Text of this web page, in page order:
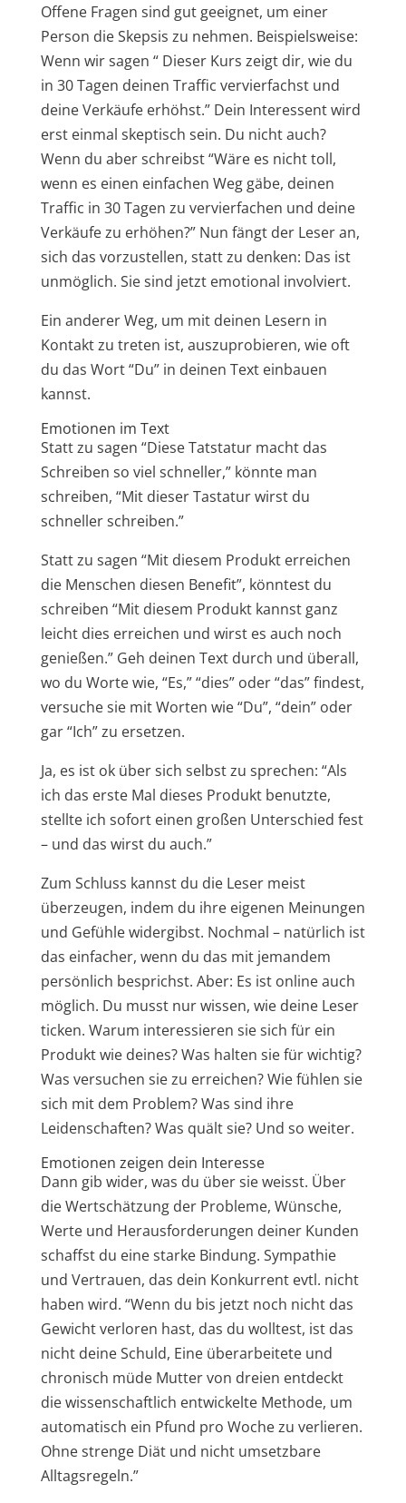
Offene Fragen sind gut geeignet, um einer
Person die Skepsis zu nehmen. Beispielsweise:
Wenn wir sagen “ Dieser Kurs zeigt dir, wie du
in 30 Tagen deinen Traffic vervierfachst und
deine Verkäufe erhöhst.” Dein Interessent wird
erst einmal skeptisch sein. Du nicht auch?
Wenn du aber schreibst “Wäre es nicht toll,
wenn es einen einfachen Weg gäbe, deinen
Traffic in 30 Tagen zu vervierfachen und deine
Verkäufe zu erhöhen?” Nun fängt der Leser an,
sich das vorzustellen, statt zu denken: Das ist
unmöglich. Sie sind jetzt emotional involviert.
Ein anderer Weg, um mit deinen Lesern in
Kontakt zu treten ist, auszuprobieren, wie oft
du das Wort “Du” in deinen Text einbauen
kannst.
Emotionen im Text
Statt zu sagen “Diese Tatstatur macht das
Schreiben so viel schneller,” könnte man
schreiben, “Mit dieser Tastatur wirst du
schneller schreiben.”
Statt zu sagen “Mit diesem Produkt erreichen
die Menschen diesen Benefit”, könntest du
schreiben “Mit diesem Produkt kannst ganz
leicht dies erreichen und wirst es auch noch
genießen.” Geh deinen Text durch und überall,
wo du Worte wie, “Es,” “dies” oder “das” findest,
versuche sie mit Worten wie “Du”, “dein” oder
gar “Ich” zu ersetzen.
Ja, es ist ok über sich selbst zu sprechen: “Als
ich das erste Mal dieses Produkt benutzte,
stellte ich sofort einen großen Unterschied fest
– und das wirst du auch.”
Zum Schluss kannst du die Leser meist
überzeugen, indem du ihre eigenen Meinungen
und Gefühle widergibst. Nochmal – natürlich ist
das einfacher, wenn du das mit jemandem
persönlich besprichst. Aber: Es ist online auch
möglich. Du musst nur wissen, wie deine Leser
ticken. Warum interessieren sie sich für ein
Produkt wie deines? Was halten sie für wichtig?
Was versuchen sie zu erreichen? Wie fühlen sie
sich mit dem Problem? Was sind ihre
Leidenschaften? Was quält sie? Und so weiter.
Emotionen zeigen dein Interesse
Dann gib wider, was du über sie weisst. Über
die Wertschätzung der Probleme, Wünsche,
Werte und Herausforderungen deiner Kunden
schaffst du eine starke Bindung. Sympathie
und Vertrauen, das dein Konkurrent evtl. nicht
haben wird. “Wenn du bis jetzt noch nicht das
Gewicht verloren hast, das du wolltest, ist das
nicht deine Schuld, Eine überarbeitete und
chronisch müde Mutter von dreien entdeckt
die wissenschaftlich entwickelte Methode, um
automatisch ein Pfund pro Woche zu verlieren.
Ohne strenge Diät und nicht umsetzbare
Alltagsregeln.”